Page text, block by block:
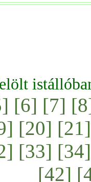
[6] [7]
[20] [21]
[33] [34]
[42]